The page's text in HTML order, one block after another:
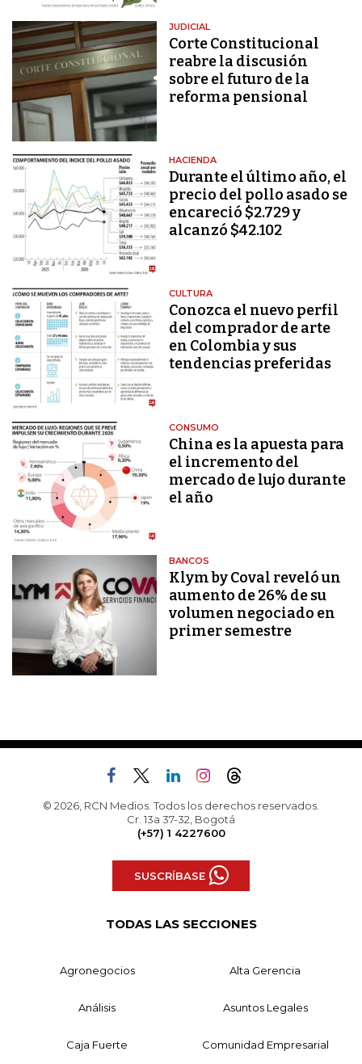
JUDICIAL
Corte Constitucional
reabre la discusión
sobre el futuro de la
reforma pensional
HACIENDA
Durante el último año, el
precio del pollo asado se
encareció $2.729 y
alcanzó $42.102
CULTURA
Conozca el nuevo perfil
del comprador de arte
en Colombia y sus
tendencias preferidas
CONSUMO
China es la apuesta para
el incremento del
mercado de lujo durante
el año
BANCOS
Klym by Coval reveló un
aumento de 26% de su
volumen negociado en
primer semestre
© 2026, RCN Medios. Todos los derechos reservados.
Cr. 13a 37-32, Bogotá
(+57) 1 4227600
SUSCRÍBASE
TODAS LAS SECCIONES
Agronegocios Alta Gerencia
Análisis Asuntos Legales
Caja Fuerte Comunidad Empresarial